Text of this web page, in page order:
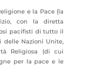
e la Pace (la
con la diretta
pacifisti di tutto il
delle Nazioni Unite,
Religiosa (di cui
per la pace e le